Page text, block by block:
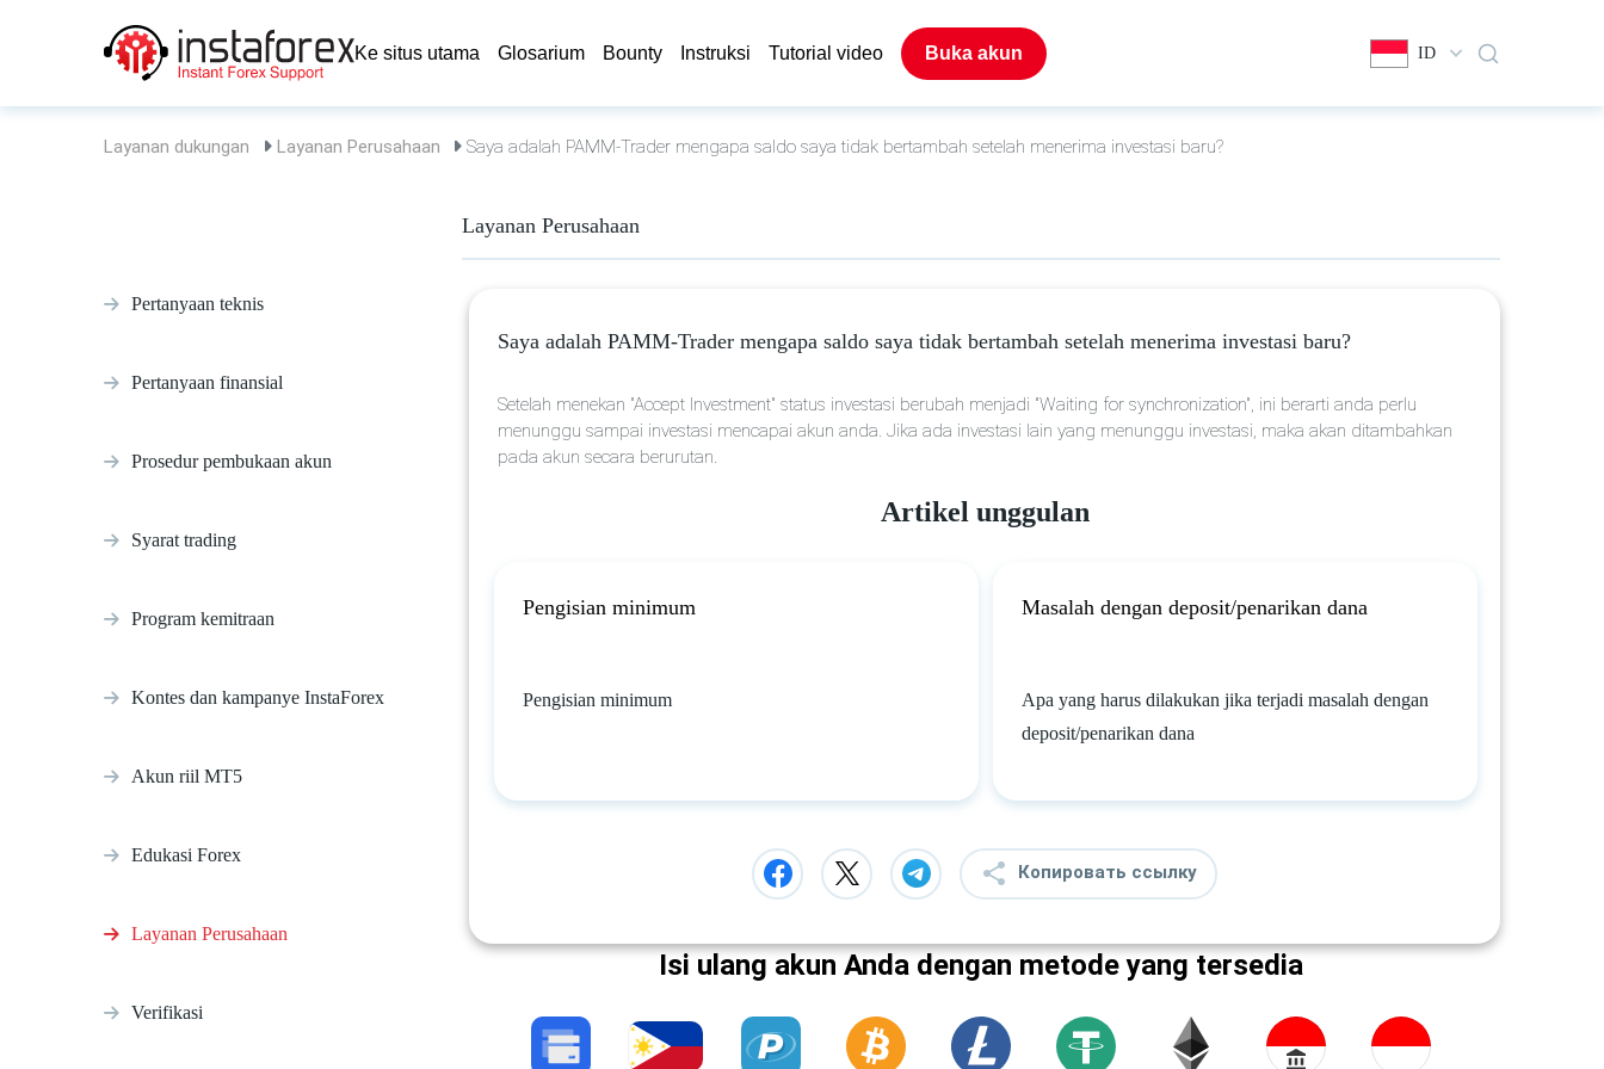
Ke situs utama Glosarium Bounty Instruksi Tutorial video Buka akun ID
Layanan dukungan Layanan Perusahaan Saya adalah PAMM-Trader mengapa saldo saya tidak bertambah setelah menerima investasi baru?
Pertanyaan teknis
Pertanyaan finansial
Prosedur pembukaan akun
Syarat trading
Program kemitraan
Kontes dan kampanye InstaForex
Akun riil MT5
Edukasi Forex
Layanan Perusahaan
Verifikasi
Layanan Perusahaan
Saya adalah PAMM-Trader mengapa saldo saya tidak bertambah setelah menerima investasi baru?
Setelah menekan "Accept Investment" status investasi berubah menjadi "Waiting for synchronization", ini berarti anda perlu
menunggu sampai investasi mencapai akun anda. Jika ada investasi lain yang menunggu investasi, maka akan ditambahkan
pada akun secara berurutan.
Artikel unggulan
Pengisian minimum
Pengisian minimum
Masalah dengan deposit/penarikan dana
Apa yang harus dilakukan jika terjadi masalah dengan
deposit/penarikan dana
Копировать ссылку
Isi ulang akun Anda dengan metode yang tersedia